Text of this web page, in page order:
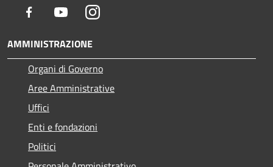
Facebook YoutubeInstagram
AMMINISTRAZIONE
Organi di Governo
Aree Amministrative
Uffici
Enti e fondazioni
Politici